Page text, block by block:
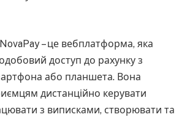
NovaPay – це вебплатформа, яка
доступ до рахунку з
або планшета. Вона
дистанційно керувати
з виписками, створювати та